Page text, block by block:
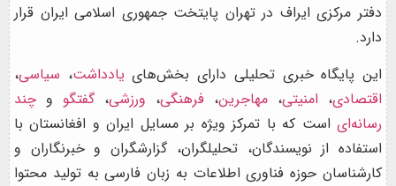
دفتر مرکزی ایراف در تهران پایتخت جمهوری اسلامی ایران قرار
دارد.
این پایگاه خبری تحلیلی دارای بخش‌های یادداشت، سیاسی،
اقتصادی، امنیتی، مهاجرین، فرهنگی، ورزشی،گفتگو و چند
رسانه‌ای است که با تمرکز ویژه بر مسایل ایران و افغانستان با
استفاده از نویسندگان، تحلیلگران، گزارشگران و خبرنگاران و
کارشناسان حوزه فناوری اطلاعات به زبان فارسی به تولید محتوا